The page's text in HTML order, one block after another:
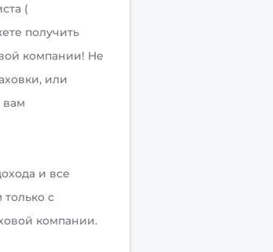
(
получить
компании! Не
или
вам
и все
с
компании.